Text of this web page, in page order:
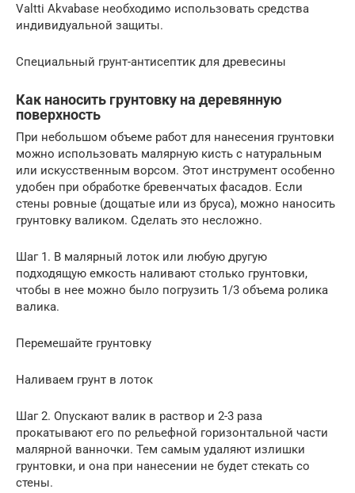
Valtti Akvabase необходимо использовать средства
индивидуальной защиты.
Специальный грунт-антисептик для древесины
Как наносить грунтовку на деревянную
поверхность
При небольшом объеме работ для нанесения грунтовки
можно использовать малярную кисть с натуральным
или искусственным ворсом. Этот инструмент особенно
удобен при обработке бревенчатых фасадов. Если
стены ровные (дощатые или из бруса), можно наносить
грунтовку валиком. Сделать это несложно.
Шаг 1. В малярный лоток или любую другую
подходящую емкость наливают столько грунтовки,
чтобы в нее можно было погрузить 1/3 объема ролика
валика.
Перемешайте грунтовку
Наливаем грунт в лоток
Шаг 2. Опускают валик в раствор и 2-3 раза
прокатывают его по рельефной горизонтальной части
малярной ванночки. Тем самым удаляют излишки
грунтовки, и она при нанесении не будет стекать со
стены.